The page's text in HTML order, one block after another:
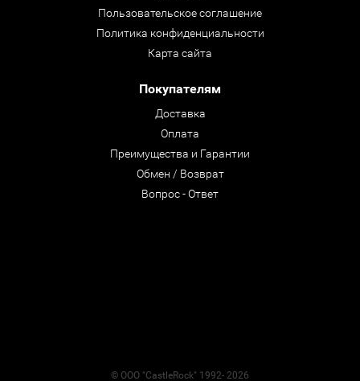
Пользовательское соглашение
Политика конфиденциальности
Карта сайта
Покупателям
Доставка
Оплата
Преимущества и Гарантии
Обмен / Возврат
Вопрос - Ответ
© ООО "CastleRock" 1992- 2026